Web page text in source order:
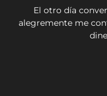
El otro día
alegremente me